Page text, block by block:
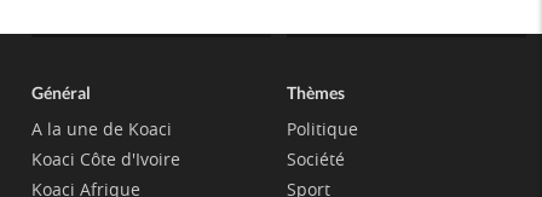
Général
A la une de Koaci
Koaci Côte d'Ivoire
Koaci Afrique
Thèmes
Politique
Société
Sport